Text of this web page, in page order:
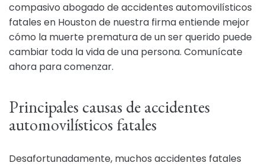
compasivo abogado de accidentes automovilísticos
fatales en Houston de nuestra firma entiende mejor
cómo la muerte prematura de un ser querido puede
cambiar toda la vida de una persona. Comunícate
ahora para comenzar.
Principales causas de accidentes
automovilísticos fatales
Desafortunadamente, muchos accidentes fatales